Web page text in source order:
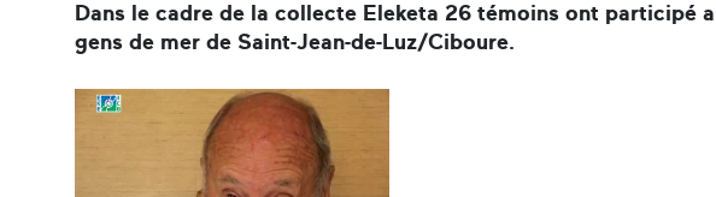
Dans le cadre de la collecte Eleketa 26 témoins ont participé
gens de mer de Saint-Jean-de-Luz/Ciboure.